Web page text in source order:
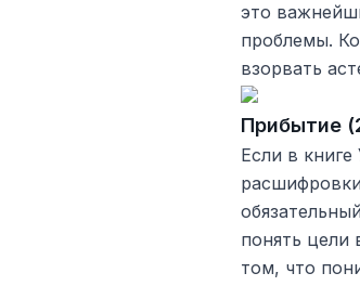
это
проблемы.
взорвать
Прибытие
Если в
понять цели
том, что